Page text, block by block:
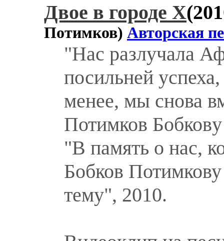
Двое в городе Х
Потимков) Авторская
"Нас разлучала
посильней
менее, мы снова
Потимков
"В память о нас,
Бобков
тему", 2010.